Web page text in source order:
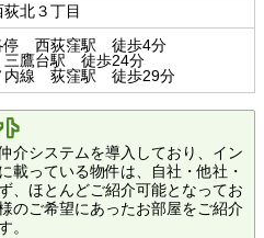
北３丁目
停 西荻窪駅 徒歩4分
鷹台駅 徒歩24分
内線 荻窪駅 徒歩29分
介システムを導入しており、イン
載っている物件は、自社・他社・
、ほとんどご紹介可能となってお
のご希望にあったお部屋をご紹介
。